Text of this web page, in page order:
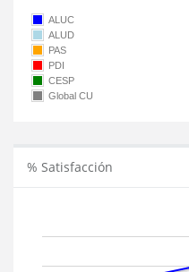
ALUC
ALUD
PAS
PDI
CESP
Global CU
% Satisfacción